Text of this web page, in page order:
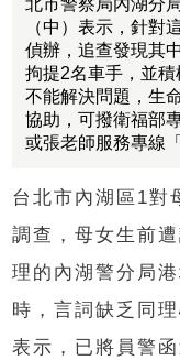
北市警察局內湖分
（中）表示，針對
偵辦，追查發現其
拘提2名車手，並
不能解決問題，生
協助，可撥衛福部
或張老師服務專線
台北市內湖區1對
調查，母女生前
理的內湖警分局
時，言詞缺乏同
表示，已將員警